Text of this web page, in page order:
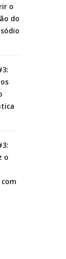
o
do
o